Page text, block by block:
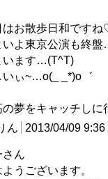
はお散歩日和です
いよ東京公演も終
います…(T^T)
いぃ~…o(_ _*)o゛
の夢をキャッチしに
ん
2013/04/09 9:36
さん
うございます。